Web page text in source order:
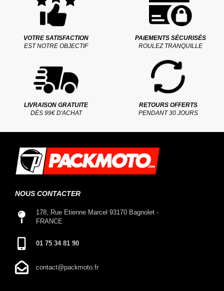
VOTRE SATISFACTION
EST NOTRE OBJECTIF
PAIEMENTS SÉCURISÉS
ROULEZ TRANQUILLE
LIVRAISON GRATUITE
DÈS 99€ D'ACHAT
RETOURS OFFERTS
PENDANT 30 JOURS
NOUS CONTACTER
178, Rue Etienne Marcel 93170 Bagnolet -
FRANCE
01 75 34 81 90
contact@packmoto.fr